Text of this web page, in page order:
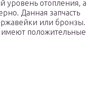
уровень отопления, а
Данная запчасть
или бронзы.
положительные